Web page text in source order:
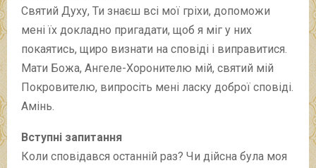
Святий Духу, Ти знаєш всі мої гріхи, допоможи
мені їх докладно пригадати, щоб я міг у них
покаятись, щиро визнати на сповіді і виправитися.
Мати Божа, Ангеле-Хоронителю мій, святий мій
Покровителю, випросіть мені ласку доброї сповіді.
Амінь.
Вступні запитання
Коли сповідався останній раз? Чи дійсна була моя